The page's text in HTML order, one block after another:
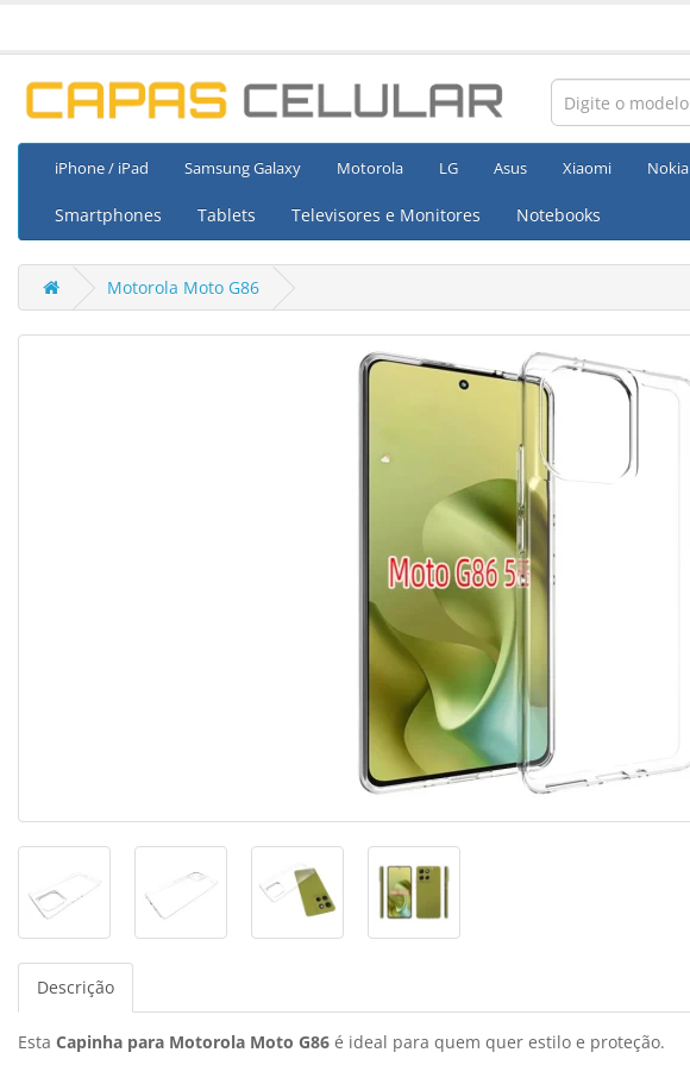
iPhone / iPad Samsung Galaxy Motorola LG Asus Xiaomi Nokia
Smartphones Tablets Televisores e Monitores Notebooks
Motorola Moto G86
Descrição
Esta Capinha para Motorola Moto G86 é ideal para quem quer estilo e proteção.